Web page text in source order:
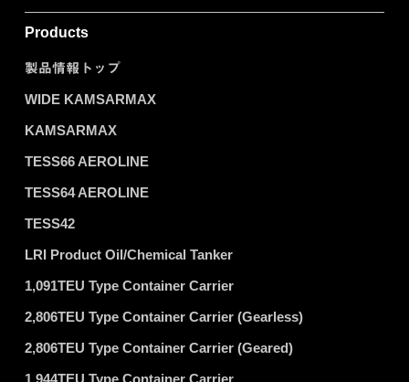
Products
製品情報トップ
WIDE KAMSARMAX
KAMSARMAX
TESS66 AEROLINE
TESS64 AEROLINE
TESS42
LRI Product Oil/Chemical Tanker
1,091TEU Type Container Carrier
2,806TEU Type Container Carrier (Gearless)
2,806TEU Type Container Carrier (Geared)